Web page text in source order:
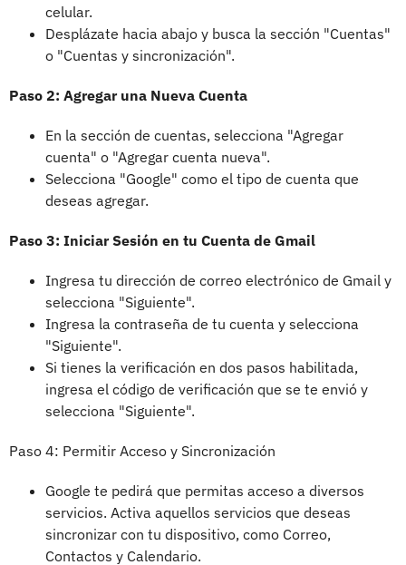
celular.
Desplázate hacia abajo y busca la sección "Cuentas"
o "Cuentas y sincronización".
Paso 2: Agregar una Nueva Cuenta
En la sección de cuentas, selecciona "Agregar
cuenta" o "Agregar cuenta nueva".
Selecciona "Google" como el tipo de cuenta que
deseas agregar.
Paso 3: Iniciar Sesión en tu Cuenta de Gmail
Ingresa tu dirección de correo electrónico de Gmail y
selecciona "Siguiente".
Ingresa la contraseña de tu cuenta y selecciona
"Siguiente".
Si tienes la verificación en dos pasos habilitada,
ingresa el código de verificación que se te envió y
selecciona "Siguiente".
Paso 4: Permitir Acceso y Sincronización
Google te pedirá que permitas acceso a diversos
servicios. Activa aquellos servicios que deseas
sincronizar con tu dispositivo, como Correo,
Contactos y Calendario.